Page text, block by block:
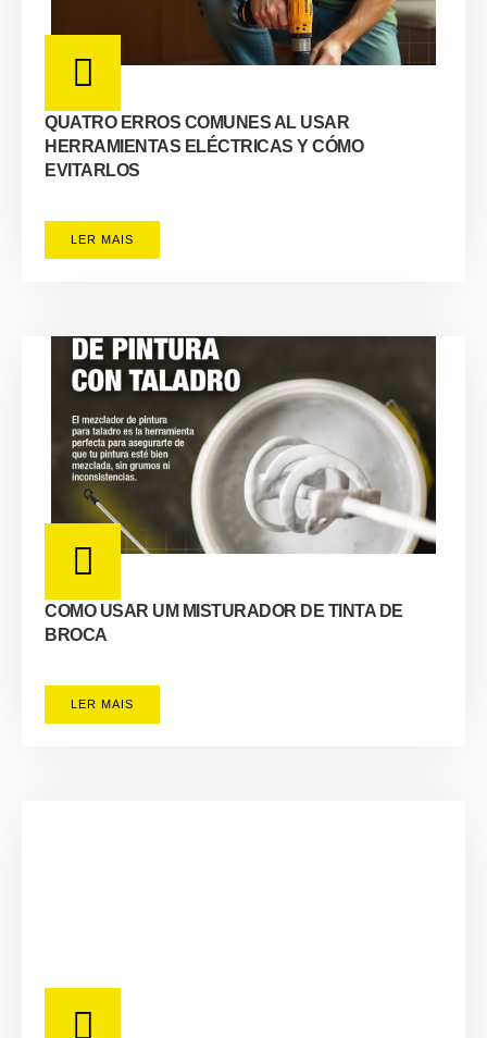
QUATRO ERROS COMUNES AL USAR
HERRAMIENTAS ELÉCTRICAS Y CÓMO
EVITARLOS
LER MAIS
COMO USAR UM MISTURADOR DE TINTA DE
BROCA
LER MAIS